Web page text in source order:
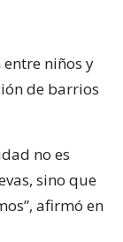
niños y
de barrios
no es
sino que
afirmó en